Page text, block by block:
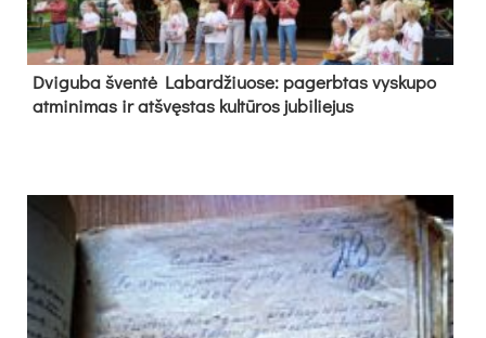
Dvi­gu­ba šven­tė La­bar­džiuo­se: pa­gerb­tas vys­ku­po
at­mi­ni­mas ir at­švęs­tas kul­tū­ros ju­bi­lie­jus